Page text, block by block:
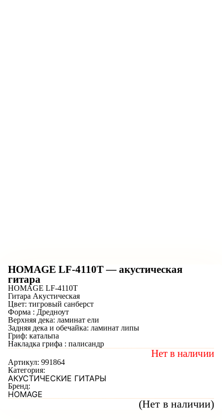
HOMAGE LF-4110T — акустическая
гитара
(Нет в наличии)
HOMAGE LF-4110T
Гитара Акустическая
Цвет: тигровый санберст
Форма : Дредноут
Верхняя дека: ламинат ели
Задняя дека и обечайка: ламинат липы
Гриф: катальпа
Накладка грифа : палисандр
Нет в наличии
Артикул: 991864
Категория:
АКУСТИЧЕСКИЕ ГИТАРЫ
Бренд:
HOMAGE